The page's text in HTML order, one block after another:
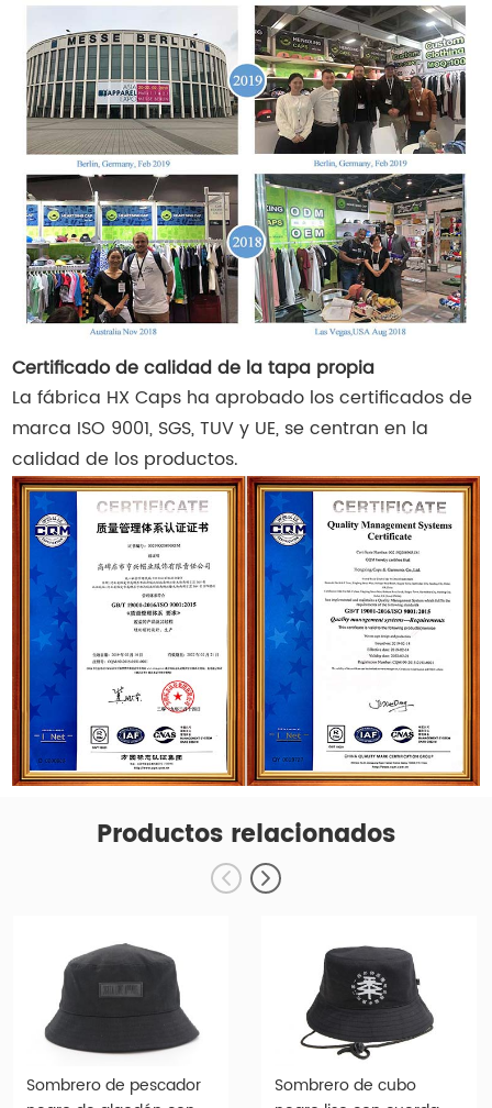
Certificado de calidad de la tapa propia
La fábrica HX Caps ha aprobado los certificados de
marca ISO 9001, SGS, TUV y UE, se centran en la
calidad de los productos.
Productos relacionados
Sombrero de pescador
Sombrero de cubo